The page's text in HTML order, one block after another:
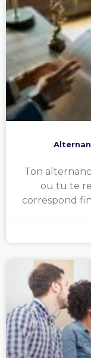
Ton
ou tu te
correspond